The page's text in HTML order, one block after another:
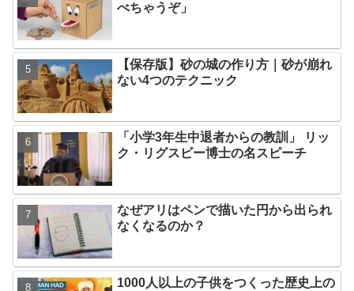
べちゃうぞ」
【保存版】砂の城の作り方｜砂が崩れ
ない4つのテクニック
「小学3年生中退者からの教訓」 リッ
ク・リグスビー博士の名スピーチ
なぜアリはペンで描いた円から出られ
なくなるのか？
1000人以上の子供をつくった歴史上の